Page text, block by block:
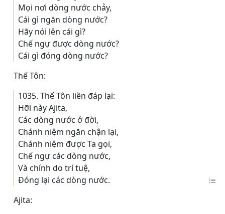
Mọi nơi dòng nước chảy,
Cái gì ngăn dòng nước?
Hãy nói lên cái gì?
Chế ngự được dòng nước?
Cái gì đóng dòng nước?
Thế Tôn:
1035. Thế Tôn liền đáp lại:
Hỡi này Ajita,
Các dòng nước ở đời,
Chánh niệm ngăn chận lại,
Chánh niệm được Ta gọi,
Chế ngự các dòng nước,
Và chính do trí tuệ,
Ðóng lại các dòng nước.
Ajita: